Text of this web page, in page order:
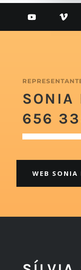
SONIA
656
WEB SONIA